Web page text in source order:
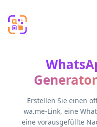
Erstellen Sie einen
wa.me-Link, eine
eine vorausgefüllte